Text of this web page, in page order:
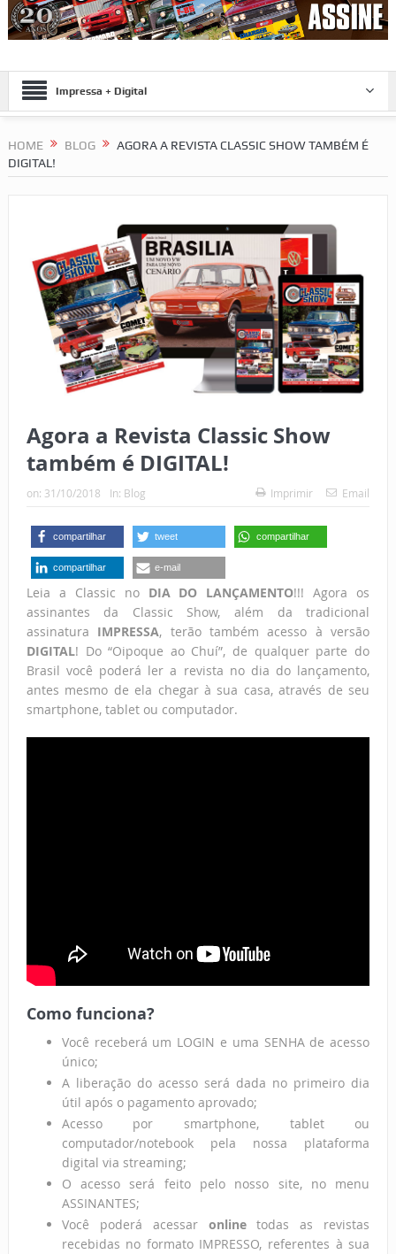
Impressa + Digital
HOME BLOG
AGORA A REVISTA CLASSIC SHOW TAMBÉM É
DIGITAL!
Agora a Revista Classic Show
também é DIGITAL!
on: 31/10/2018 In: Blog Imprimir Email
compartilhar tweet compartilhar
compartilhar e-mail
Leia a Classic no DIA DO LANÇAMENTO!!! Agora os
assinantes da Classic Show, além da tradicional
assinatura IMPRESSA, terão também acesso à versão
DIGITAL! Do “Oipoque ao Chuí”, de qualquer parte do
Brasil você poderá ler a revista no dia do lançamento,
antes mesmo de ela chegar à sua casa, através de seu
smartphone, tablet ou computador.
Como funciona?
Você receberá um LOGIN e uma SENHA de acesso
único;
A liberação do acesso será dada no primeiro dia
útil após o pagamento aprovado;
Acesso por smartphone, tablet ou
computador/notebook pela nossa plataforma
digital via streaming;
O acesso será feito pelo nosso site, no menu
ASSINANTES;
Você poderá acessar onlinetodas as revistas
recebidas no formato IMPRESSO, referentes à sua